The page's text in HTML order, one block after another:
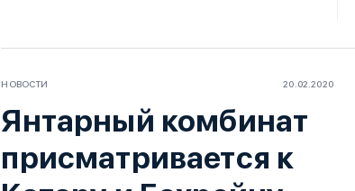
НОВОСТИ 20.02.2020
Янтарный комбинат
присматривается к